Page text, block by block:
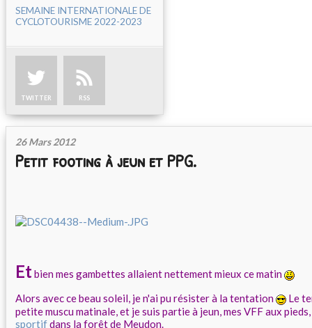
SEMAINE INTERNATIONALE DE
CYCLOTOURISME 2022-2023
TWITTER RSS
26 Mars 2012
Petit footing à jeun et PPG.
Etbien mes gambettes allaient nettement mieux ce matin
Alors avec ce beau soleil, je n'ai pu résister à la tentation
Le
petite muscu matinale, et je suis partie à jeun, mes VFF aux
sportifdans la forêt de Meudon.